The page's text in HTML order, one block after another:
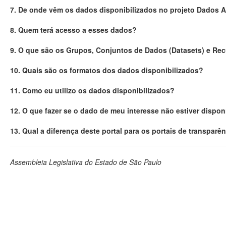
7. De onde vêm os dados disponibilizados no projeto Dados
8. Quem terá acesso a esses dados?
9. O que são os Grupos, Conjuntos de Dados (Datasets) e
10. Quais são os formatos dos dados disponibilizados?
11. Como eu utilizo os dados disponibilizados?
12. O que fazer se o dado de meu interesse não estiver
13. Qual a diferença deste portal para os portais de
Assembleia Legislativa do Estado de São Paulo